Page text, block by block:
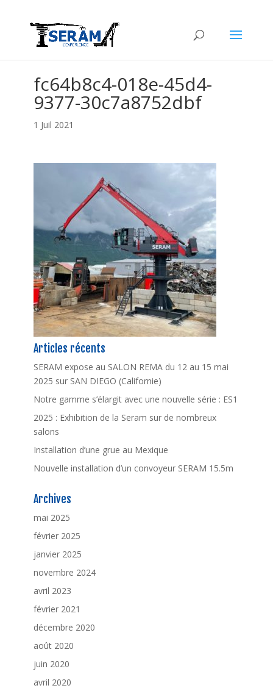
fc64b8c4-018e-45d4-
9377-30c7a8752dbf
1 Juil 2021
Articles récents
SERAM expose au SALON REMA du 12 au 15 mai
2025 sur SAN DIEGO (Californie)
Notre gamme s’élargit avec une nouvelle série : ES1
2025 : Exhibition de la Seram sur de nombreux
salons
Installation d’une grue au Mexique
Nouvelle installation d’un convoyeur SERAM 15.5m
Archives
mai 2025
février 2025
janvier 2025
novembre 2024
avril 2023
février 2021
décembre 2020
août 2020
juin 2020
avril 2020